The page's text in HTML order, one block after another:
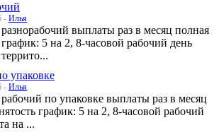
- Илья
разнорабочий выплаты раз в месяц полная
график: 5 на 2, 8-часовой рабочий день
упаковке
- Илья
рабочий по упаковке выплаты раз в месяц
график: 5 на 2, 8-часовой рабочий
на ...